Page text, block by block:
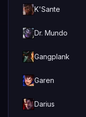
K'Sante
Dr. Mundo
Gangplank
Garen
Darius